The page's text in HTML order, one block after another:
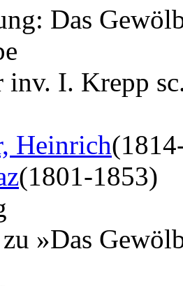
Das
inv. I. Krepp
Heinrich
(1801-1853)
»Das